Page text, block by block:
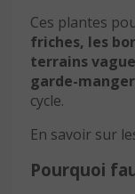
Ces plantes
friches, les
terrains
garde-
cycle.
En savoir sur
Pourquoi